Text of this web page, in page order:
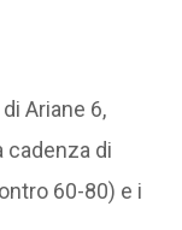
Ariane 6,
cadenza di
60-80) e i